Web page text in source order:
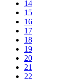
14
15
16
17
18
19
20
21
22